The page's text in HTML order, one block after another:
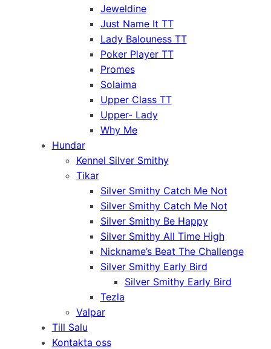
Jeweldine
Just Name It TT
Lady Balouness TT
Poker Player TT
Promes
Solaima
Upper Class TT
Upper- Lady
Why Me
Hundar
Kennel Silver Smithy
Tikar
Silver Smithy Catch Me Not
Silver Smithy Catch Me Not
Silver Smithy Be Happy
Silver Smithy All Time High
Nickname’s Beat The Challenge
Silver Smithy Early Bird
Silver Smithy Early Bird
Tezla
Valpar
Till Salu
Kontakta oss